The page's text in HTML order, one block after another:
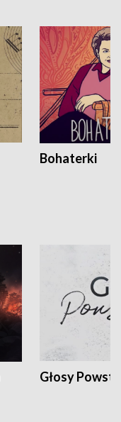
Bohaterki
Głosy